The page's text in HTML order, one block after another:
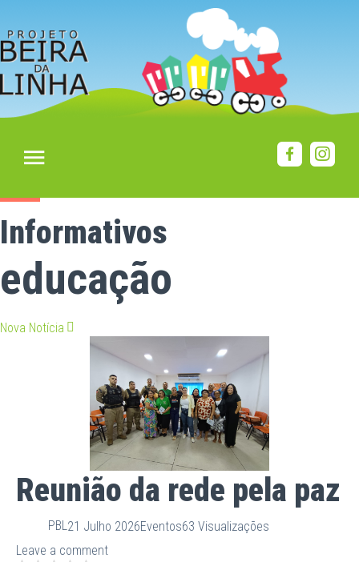
Informativos
educação
Nova Notícia
Reunião da rede pela paz
PBL21 Julho 2026Eventos63 Visualizações
Leave a comment